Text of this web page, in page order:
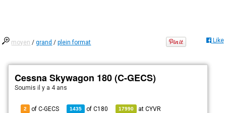
moyen /grand /plein format Like
Cessna Skywagon 180 (C-GECS)
Soumisil y a 4 ans
2 of C-GECS 1435 ofC180 17990 atCYVR